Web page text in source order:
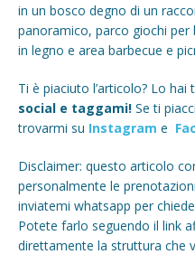
in un bosco degno di un
panoramico, parco giochi
in legno e area barbecue e
Ti è piaciuto l’articolo? Lo hai
social e taggami! Se ti
trovarmi su Instagram e
Disclaimer: questo articolo
personalmente le
inviatemi whatsapp per
Potete farlo seguendo il link
direttamente la struttura che